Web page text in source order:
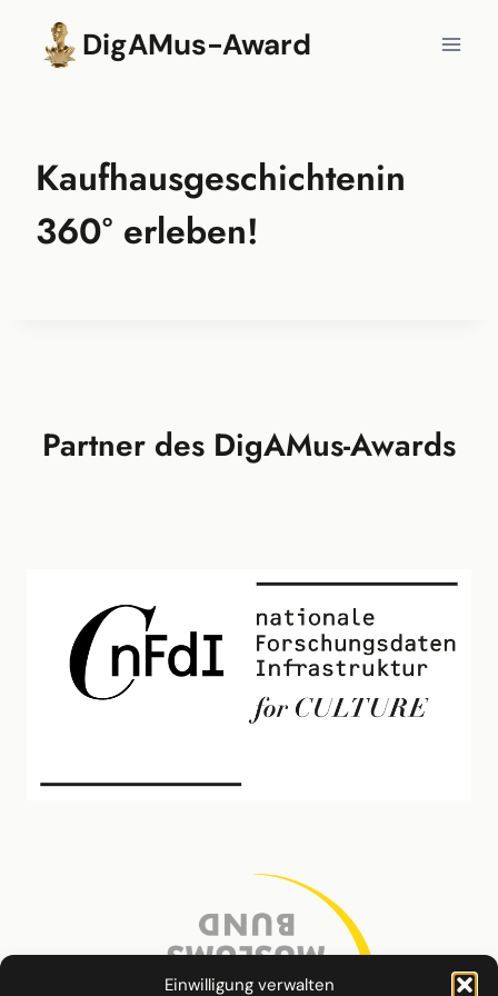
Einwilligung verwalten
springen
DigAMus-Award
Kaufhausgeschichtenin
360° erleben!
Partner des DigAMus-Awards